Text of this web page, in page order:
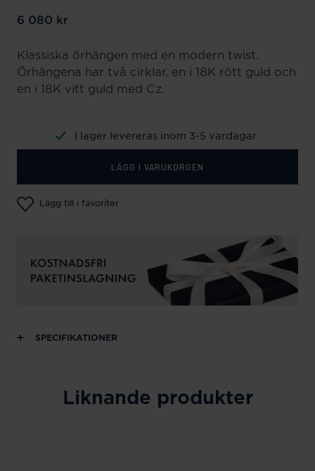
Pris:6 080 kr
6 080 kr
Klassiska örhängen med en modern twist.
Örhängena har två cirklar, en i 18K rött guld och
en i 18K vitt guld med Cz.
I lager levereras inom 3-5 vardagar
LÄGG I VARUKORGEN
Lägg till i favoriter
SPECIFIKATIONER
Liknande produkter